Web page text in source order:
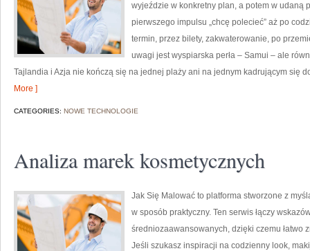
wyjeździe w konkretny plan, a potem w udaną
pierwszego impulsu „chcę polecieć” aż po
termin, przez bilety, zakwaterowanie, po
uwagi jest wyspiarska perła – Samui – ale
Tajlandia i Azja nie kończą się na jednej plaży ani na jednym kadrującym się
More ]
CATEGORIES: NOWE TECHNOLOGIE
Analiza marek kosmetycznych
Jak Się Malować to platforma stworzone z
w sposób praktyczny. Ten serwis łączy
średniozaawansowanych, dzięki czemu łatwo
Jeśli szukasz inspiracji na codzienny look,